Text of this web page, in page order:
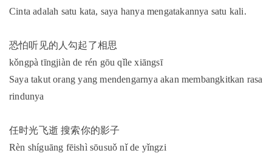
Cinta adalah satu kata, saya hanya mengatakannya satu kali.
恐怕听见的人勾起了相思
kǒngpà tīngjiàn de rén gōu qǐle xiāngsī
Saya takut orang yang mendengarnya akan membangkitkan rasa
rindunya
任时光飞逝 搜索你的影子
Rèn shíguāng fēishì sōusuǒ nǐ de yǐngzi